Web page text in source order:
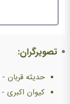
تصویرگران:
حدیثه قربان -
کیوان اکبری